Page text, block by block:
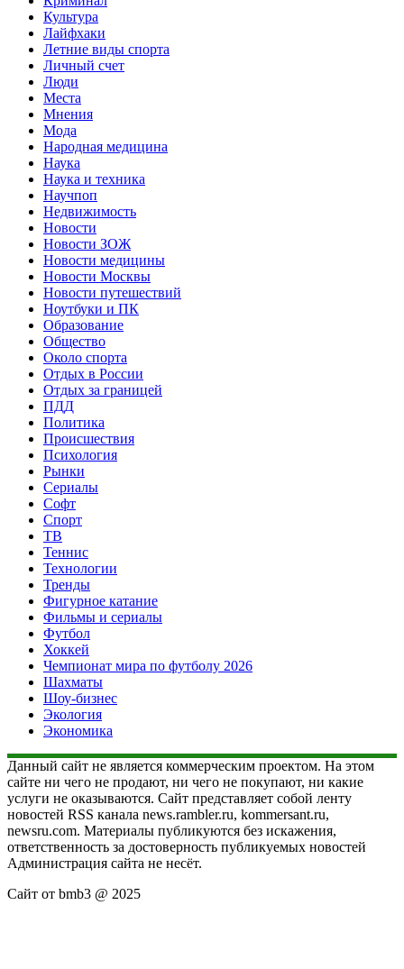
Культура
Лайфхаки
Летние виды спорта
Личный счет
Люди
Места
Мнения
Мода
Народная медицина
Наука
Наука и техника
Научпоп
Недвижимость
Новости
Новости ЗОЖ
Новости медицины
Новости Москвы
Новости путешествий
Ноутбуки и ПК
Образование
Общество
Около спорта
Отдых в России
Отдых за границей
ПДД
Политика
Происшествия
Психология
Рынки
Сериалы
Софт
Спорт
ТВ
Теннис
Технологии
Тренды
Фигурное катание
Фильмы и сериалы
Футбол
Хоккей
Чемпионат мира по футболу 2026
Шахматы
Шоу-бизнес
Экология
Экономика
Данный сайт не является коммерческим проектом. На этом
сайте ни чего не продают, ни чего не покупают, ни какие
услуги не оказываются. Сайт представляет собой ленту
новостей RSS канала news.rambler.ru, kommersant.ru,
newsru.com. Материалы публикуются без искажения,
ответственность за достоверность публикуемых новостей
Администрация сайта не несёт.
Сайт от bmb3 @ 2025